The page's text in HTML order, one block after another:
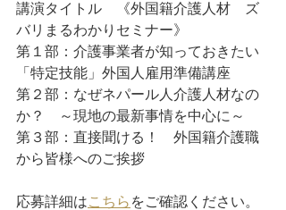
講演タイトル　《外国籍介護人材　ズ
バリまるわかりセミナー》
第１部：介護事業者が知っておきたい
「特定技能」外国人雇用準備講座
第２部：なぜネパール人介護人材なの
か？　～現地の最新事情を中心に～
第３部：直接聞ける！　外国籍介護職
から皆様へのご挨拶
応募詳細はこちら をご確認ください。